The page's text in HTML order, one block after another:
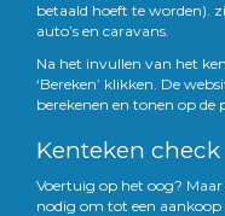
betaald hoeft te worden).
auto’s en caravans.
Na het invullen van het
‘Bereken’ klikken. De
berekenen en tonen op de
Kenteken check
Voertuig op het oog?
nodig om tot een aankoop